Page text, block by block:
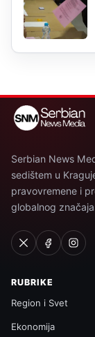
Serbian News
sedištem u
pravovremene i
globalnog
RUBRIKE
Region i Svet
Ekonomija